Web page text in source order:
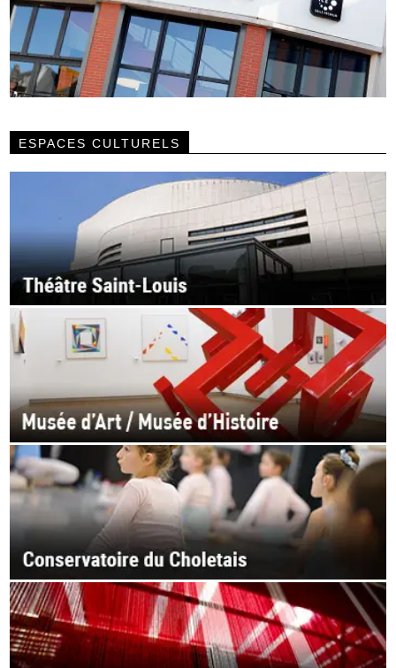
ESPACES CULTURELS